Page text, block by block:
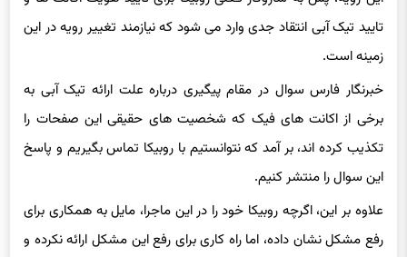
تایید تیک آبی انتقاد جدی وارد می شود که نیازمند تغییر رویه در این
زمینه است.
خبرنگار فارس سوال در مقام پیگیری درباره علت ارائه تیک آبی به
برخی از اکانتهایفیک که شخصیت های حقیقی این صفحات را
تکذیب کرده اند، بر آمد که نتوانستیم با روبیکا تماس بگیریم و پاسخ
این سوال را منتشر کنیم.
علاوه بر این،اگرچه روبیکا خود را در این ماجرا، مایل به همکاری برای
رفع مشکل نشان داده، اما راه کاری برای رفع این مشکل ارائه نکرده و